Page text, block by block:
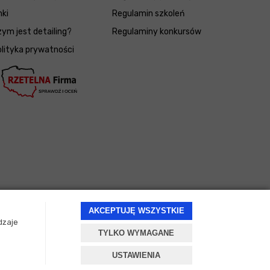
AKCEPTUJĘ WSZYSTKIE
TYLKO WYMAGANE
USTAWIENIA
jest detailing?
prywatności
Regulamin szkoleń
Regulaminy konkursów